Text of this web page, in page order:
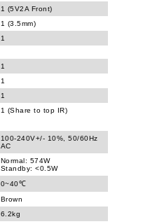
1 (5V2A Front)
1 (3.5mm)
1
1
1
1
1 (Share to top IR)
100-240V+/- 10%, 50/60Hz
AC
Normal: 574W
Standby: <0.5W
0~40℃
Brown
6.2kg